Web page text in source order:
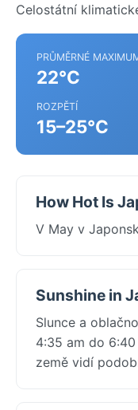
Celostátní
PRŮMĚRNÉ
22°C
ROZPĚTÍ
15–25°C
How Hot Is
V May v
Sunshine in
Slunce a
4:35 am do
země vidí